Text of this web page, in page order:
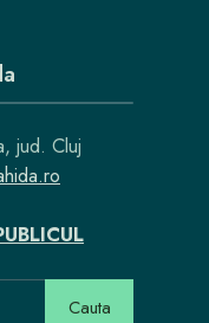
jud. Cluj
Cauta